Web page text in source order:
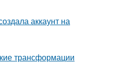
аккаунт на
трансформации